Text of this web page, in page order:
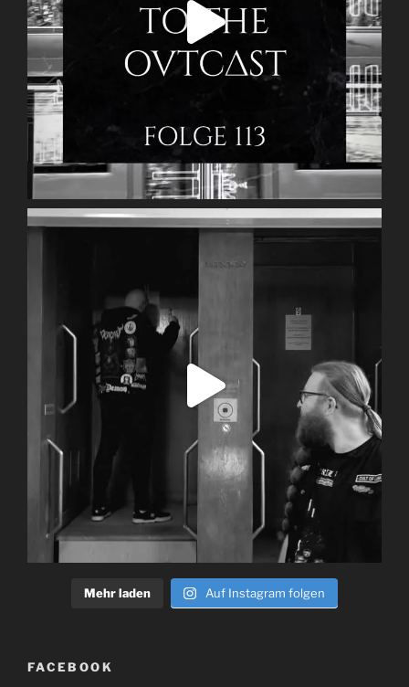
Mehr laden Auf Instagram folgen
FACEBOOK